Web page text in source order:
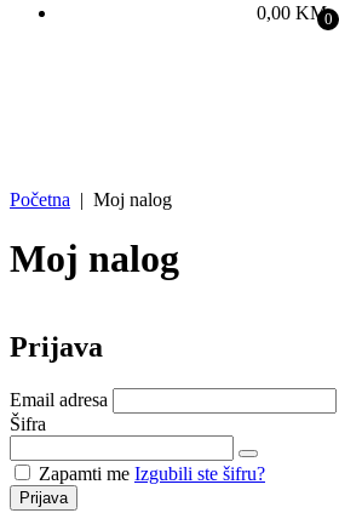
0,00 KM0
Početna | Moj nalog
Moj nalog
Prijava
Email adresa
Šifra
Zapamti me Izgubili ste šifru?
Prijava